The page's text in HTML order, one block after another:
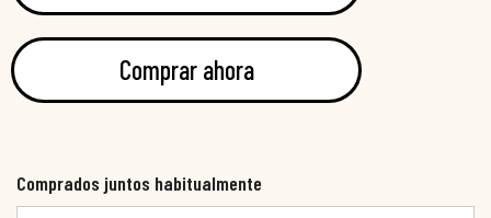
Comprar ahora
Comprados juntos habitualmente